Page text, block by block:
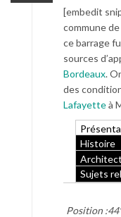
[embedit
commune
ce barrage
sources
Bordeaux.
des
Lafayetteà
Histoire
Sujets
Position :